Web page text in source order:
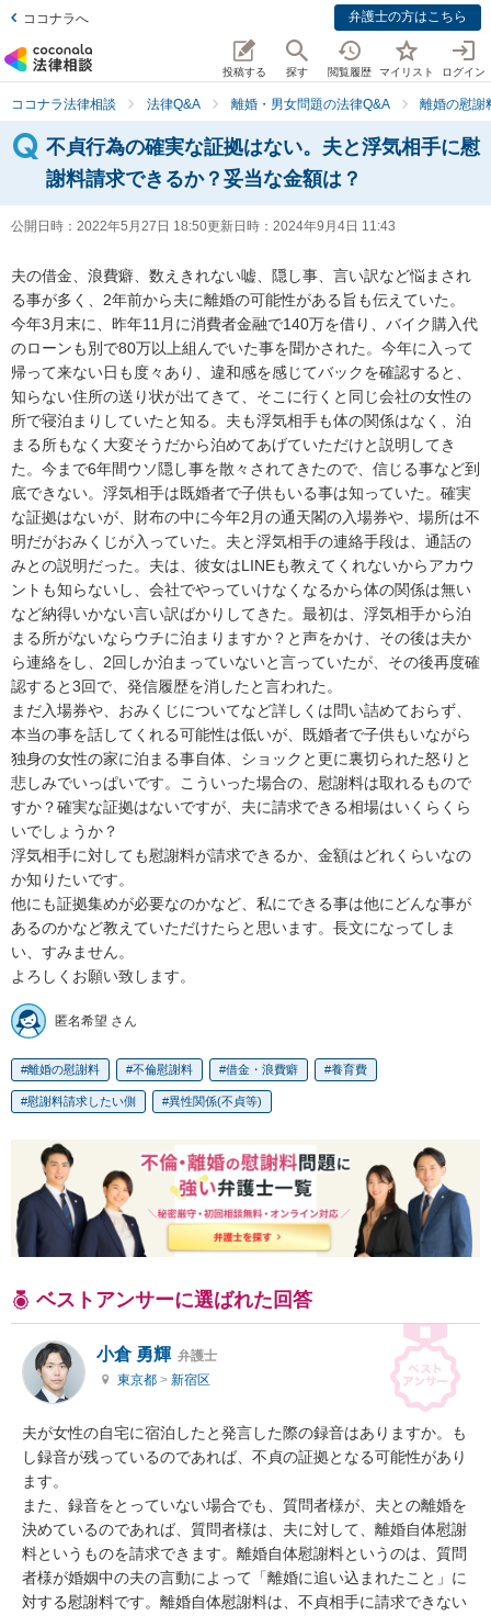
ココナラへ 弁護士の方はこちら
投稿する 探す 閲覧履歴 マイリスト ログイン
ココナラ法律相談 法律Q&A 離婚・男女問題の法律Q&A 離婚の慰謝
不貞行為の確実な証拠はない。夫と浮気相手に慰
謝料請求できるか？妥当な金額は？
公開日時： 2022年5月27日 18:50更新日時： 2024年9月4日 11:43
夫の借金、浪費癖、数えきれない嘘、隠し事、言い訳など悩まされ
る事が多く、2年前から夫に離婚の可能性がある旨も伝えていた。
今年3月末に、昨年11月に消費者金融で140万を借り、バイク購入代
のローンも別で80万以上組んでいた事を聞かされた。今年に入って
帰って来ない日も度々あり、違和感を感じてバックを確認すると、
知らない住所の送り状が出てきて、そこに行くと同じ会社の女性の
所で寝泊まりしていたと知る。夫も浮気相手も体の関係はなく、泊
まる所もなく大変そうだから泊めてあげていただけと説明してき
た。今まで6年間ウソ隠し事を散々されてきたので、信じる事など到
底できない。浮気相手は既婚者で子供もいる事は知っていた。確実
な証拠はないが、財布の中に今年2月の通天閣の入場券や、場所は不
明だがおみくじが入っていた。夫と浮気相手の連絡手段は、通話の
みとの説明だった。夫は、彼女はLINEも教えてくれないからアカウ
ントも知らないし、会社でやっていけなくなるから体の関係は無い
など納得いかない言い訳ばかりしてきた。最初は、浮気相手から泊
まる所がないならウチに泊まりますか？と声をかけ、その後は夫か
ら連絡をし、2回しか泊まっていないと言っていたが、その後再度確
認すると3回で、発信履歴を消したと言われた。
まだ入場券や、おみくじについてなど詳しくは問い詰めておらず、
本当の事を話してくれる可能性は低いが、既婚者で子供もいながら
独身の女性の家に泊まる事自体、ショックと更に裏切られた怒りと
悲しみでいっぱいです。こういった場合の、慰謝料は取れるもので
すか？確実な証拠はないですが、夫に請求できる相場はいくらくら
いでしょうか？
浮気相手に対しても慰謝料が請求できるか、金額はどれくらいなの
か知りたいです。
他にも証拠集めが必要なのかなど、私にできる事は他にどんな事が
あるのかなど教えていただけたらと思います。長文になってしま
い、すみません。
よろしくお願い致します。
匿名希望 さん
離婚の慰謝料 不倫慰謝料 借金・浪費癖 養育費
慰謝料請求したい側 異性関係(不貞等)
ベストアンサーに選ばれた回答
小倉 勇輝 弁護士
東京都 > 新宿区
夫が女性の自宅に宿泊したと発言した際の録音はありますか。も
し録音が残っているのであれば、不貞の証拠となる可能性があり
ます。
また、録音をとっていない場合でも、質問者様が、夫との離婚を
決めているのであれば、質問者様は、夫に対して、離婚自体慰謝
料というものを請求できます。離婚自体慰謝料というのは、質問
者様が婚姻中の夫の言動によって「離婚に追い込まれたこと」に
対する慰謝料です。離婚自体慰謝料は、不貞相手に請求できない